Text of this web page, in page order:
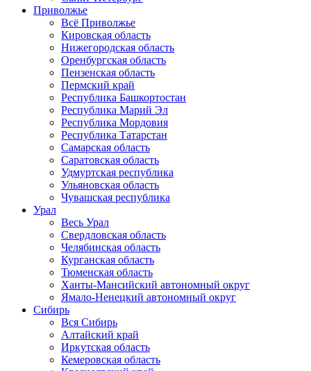
Приволжье
Всё Приволжье
Кировская область
Нижегородская область
Оренбургская область
Пензенская область
Пермский край
Республика Башкортостан
Республика Марий Эл
Республика Мордовия
Республика Татарстан
Самарская область
Саратовская область
Удмуртская республика
Ульяновская область
Чувашская республика
Урал
Весь Урал
Свердловская область
Челябинская область
Курганская область
Тюменская область
Ханты-Мансийский автономный округ
Ямало-Ненецкий автономный округ
Сибирь
Вся Сибирь
Алтайский край
Иркутская область
Кемеровская область